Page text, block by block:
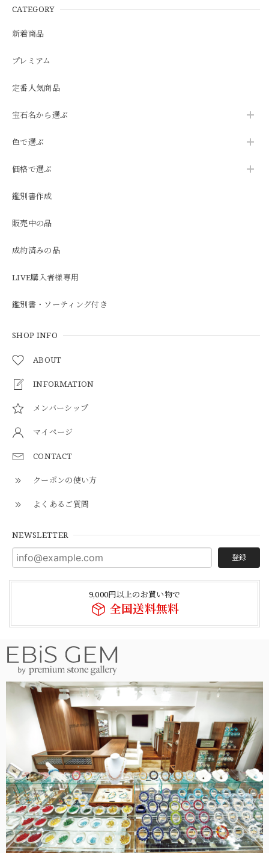
CATEGORY
新着商品
プレミアム
定番人気商品
宝石名から選ぶ
色で選ぶ
価格で選ぶ
鑑別書作成
販売中の品
成約済みの品
LIVE購入者様専用
鑑別書・ソーティング付き
SHOP INFO
ABOUT
INFORMATION
メンバーシップ
マイページ
CONTACT
クーポンの使い方
よくあるご質問
NEWSLETTER
登録
9,000円以上のお買い物で
全国送料無料